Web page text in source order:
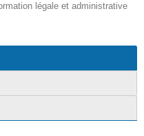
légale et administrative